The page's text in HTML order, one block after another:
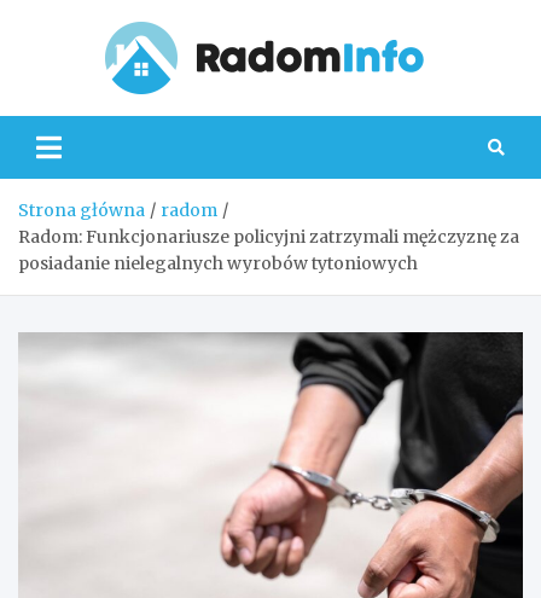
Strona główna
radom
Radom: Funkcjonariusze policyjni zatrzymali mężczyznę za
posiadanie nielegalnych wyrobów tytoniowych